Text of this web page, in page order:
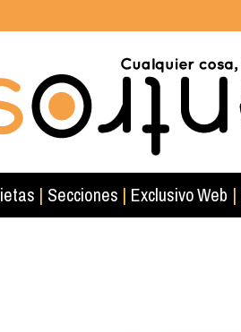
| Secciones | Exclusivo Web |